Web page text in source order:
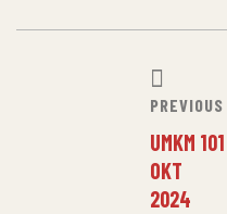
PREVIOUS
UMKM 101
OKT
2024